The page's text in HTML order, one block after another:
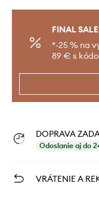
FINAL
*-25 % na
89 € s
DOPRAVA
Odoslanie aj do
VRÁTENIE A